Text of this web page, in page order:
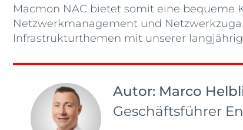
Macmon NAC bietet somit eine
Netzwerkmanagement und
Infrastrukturthemen mit unserer
Autor: Marco
Geschäftsführer